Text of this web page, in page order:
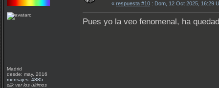
Madrid
desde: may, 2016
mensajes: 4885
clik ver los últimos
« respuesta #10 : Dom, 12 Oct 2025, 16:29
Pues yo la veo fenomenal, ha